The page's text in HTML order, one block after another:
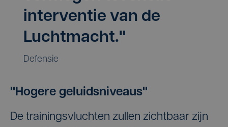
interventie van de
Luchtmacht."
Defensie
"Hogere geluidsniveaus"
De trainingsvluchten zullen zichtbaar zijn